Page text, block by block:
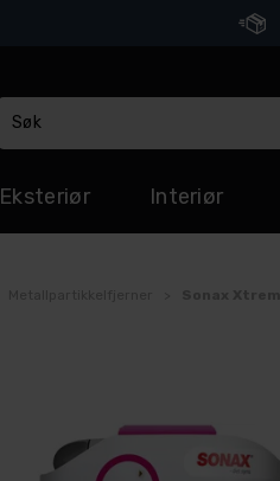
Eksteriør Interiør